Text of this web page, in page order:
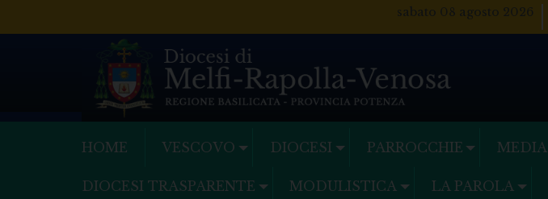
sabato 08 agosto 2026
HOME VESCOVO DIOCESI PARROCCHIE MEDIA
DIOCESI TRASPARENTE MODULISTICA LA PAROLA